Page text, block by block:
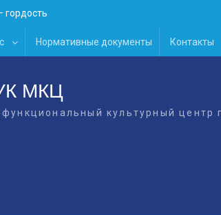
сезон
Нормативные документы Контакты
МКЦ
культурный центр